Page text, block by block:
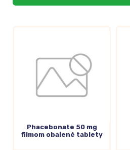
Phacebonate 50 mg
filmom obalené tablety